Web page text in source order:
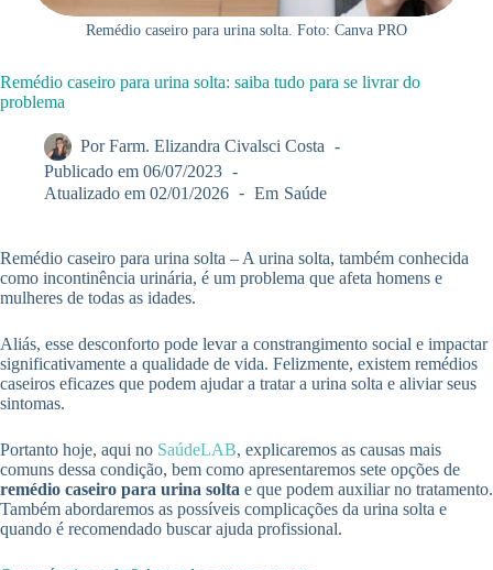
Remédio caseiro para urina solta. Foto: Canva PRO
Remédio caseiro para urina solta: saiba tudo para se livrar do
problema
Por Farm. Elizandra Civalsci Costa
Publicado em 06/07/2023
Atualizado em 02/01/2026 Em Saúde
Remédio caseiro para urina solta – A urina solta, também conhecida
como incontinência urinária, é um problema que afeta homens e
mulheres de todas as idades.
Aliás, esse desconforto pode levar a constrangimento social e impactar
significativamente a qualidade de vida. Felizmente, existem remédios
caseiros eficazes que podem ajudar a tratar a urina solta e aliviar seus
sintomas.
Portanto hoje, aqui no SaúdeLAB, explicaremos as causas mais
comuns dessa condição, bem como apresentaremos sete opções de
remédio caseiro para urina solta e que podem auxiliar no tratamento.
Também abordaremos as possíveis complicações da urina solta e
quando é recomendado buscar ajuda profissional.